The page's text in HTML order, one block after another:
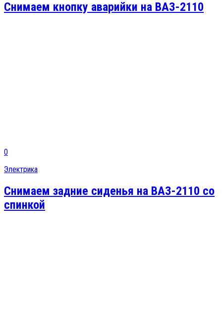
Снимаем кнопку аварийки на ВАЗ-2110
0
Электрика
Снимаем задние сиденья на ВАЗ-2110 со
спинкой